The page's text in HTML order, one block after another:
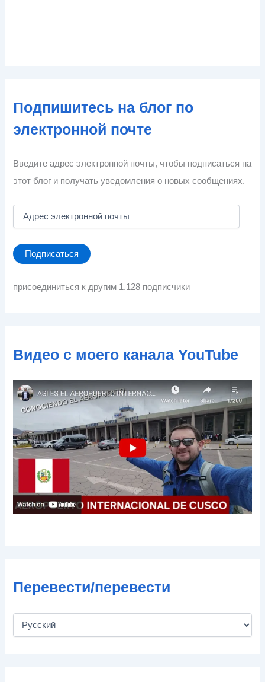
Подпишитесь на блог по
электронной почте
Введите адрес электронной почты, чтобы подписаться на
этот блог и получать уведомления о новых сообщениях.
е
с
е
н
й
п
т
ы
Подписаться
присоединиться к другим 1.128 подписчики
Видео с моего канала YouTube
Перевести/перевести